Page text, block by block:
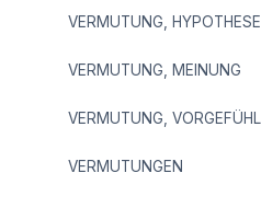
VERMUTUNG, HYPOTHESE
VERMUTUNG, MEINUNG
VERMUTUNG, VORGEFÜHL
VERMUTUNGEN